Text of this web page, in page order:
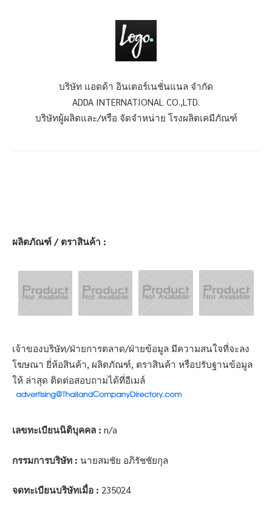
บริษัท แอดด้า อินเตอร์เนชั่นแนล จำกัด
ADDA INTERNATIONAL CO.,LTD.
บริษัทผู้ผลิตและ/หรือ จัดจำหน่าย โรงผลิตเคมีภัณฑ์
ผลิตภัณฑ์ / ตราสินค้า :
เจ้าของบริษัท/ฝ่ายการตลาด/ฝ่ายข้อมูล มีความสนใจที่จะลง
โฆษณา ยี่ห้อสินค้า, ผลิตภัณฑ์, ตราสินค้า หรือปรับฐานข้อมูล
ให้ ล่าสุด ติดต่อสอบถามได้ที่อีเมล์
เลขทะเบียนนิติบุคคล : n/a
กรรมการบริษัท : นายสมชัย อภิรัชชัยกุล
จดทะเบียนบริษัทเมื่อ : 235024